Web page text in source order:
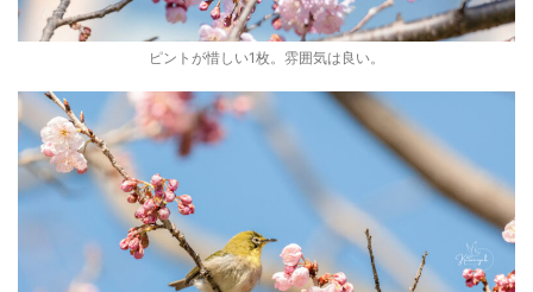
ピントが惜しい1枚。雰囲気は良い。